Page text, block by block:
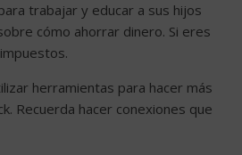
trabajar y educar a sus hijos
cómo ahorrar dinero. Si eres
herramientas para hacer más
Recuerda hacer conexiones que